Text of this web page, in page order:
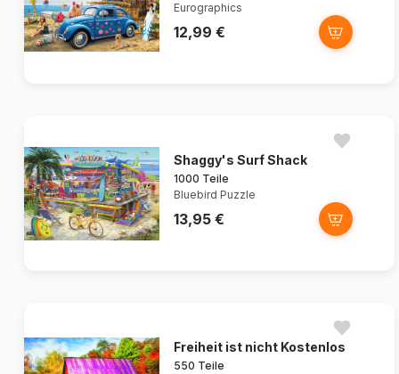
Eurographics
12,99 €
Shaggy's Surf Shack
1000 Teile
Bluebird Puzzle
13,95 €
Freiheit ist nicht Kostenlos
550 Teile